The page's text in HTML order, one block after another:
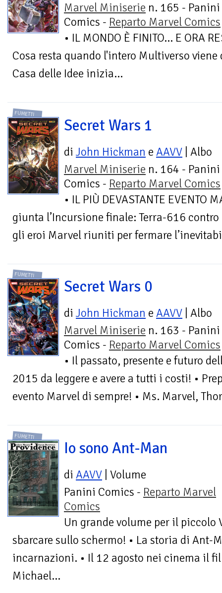
Marvel Miniserie n. 165 - Panini
Comics - Reparto Marvel Comics
• IL MONDO È FINITO... E ORA
Cosa resta quando l'intero Multiverso
Casa delle Idee inizia...
FUMETTI
Secret Wars 1
di John Hickman e AAVV | Albo
Marvel Miniserie n. 164 - Panini
Comics - Reparto Marvel Comics
• IL PIÙ DEVASTANTE EVENTO
giunta l’Incursione finale: Terra-616
gli eroi Marvel riuniti per fermare
FUMETTI
Secret Wars 0
di John Hickman e AAVV | Albo
Marvel Miniserie n. 163 - Panini
Comics - Reparto Marvel Comics
• Il passato, presente e futuro
2015 da leggere e avere a tutti i costi! •
evento Marvel di sempre! • Ms. Marvel,
FUMETTI
Io sono Ant-Man
di AAVV | Volume
Panini Comics - Reparto Marvel
Comics
Un grande volume per il piccolo
sbarcare sullo schermo! • La storia di Ant-
incarnazioni. • Il 12 agosto nei cinema il
Michael...